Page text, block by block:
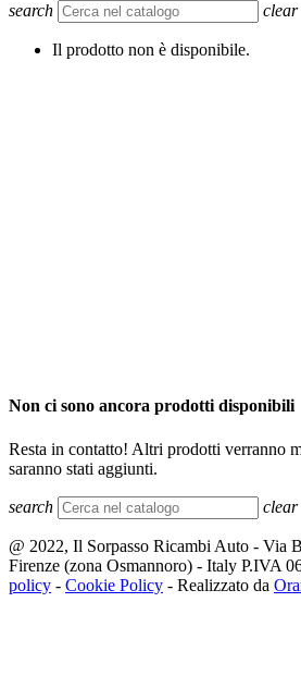
search clear
Il prodotto non è disponibile.
Non ci sono ancora prodotti disponibili
Resta in contatto! Altri prodotti verranno
saranno stati aggiunti.
search clear
@ 2022, Il Sorpasso Ricambi Auto - Via
Firenze (zona Osmannoro) - Italy P.IVA
policy - Cookie Policy - Realizzato da